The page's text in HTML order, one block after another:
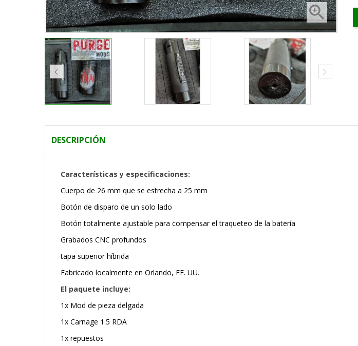

DESCRIPCIÓN
Características y especificaciones:
Cuerpo de 26 mm que se estrecha a 25 mm
Botón de disparo de un solo lado
Botón totalmente ajustable para compensar el traqueteo de la batería
Grabados CNC profundos
tapa superior híbrida
Fabricado localmente en Orlando, EE. UU.
El paquete incluye:
1x Mod de pieza delgada
1x Carnage 1.5 RDA
1x repuestos